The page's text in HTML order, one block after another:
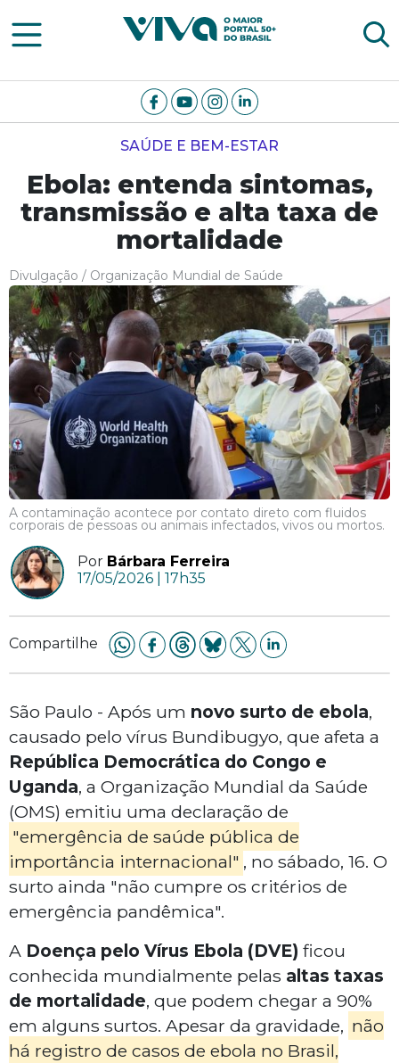
Viva Notícias
SAÚDE E BEM-ESTAR
Ebola: entenda sintomas,
transmissão e alta taxa de
mortalidade
Divulgação / Organização Mundial de Saúde
A contaminação acontece por contato direto com fluidos
corporais de pessoas ou animais infectados, vivos ou mortos.
Por Bárbara Ferreira
17/05/2026 | 17h35
Compartilhe
São Paulo - Após um novo surto de ebola,
causado pelo vírus Bundibugyo, que afeta a
República Democrática do Congo e
Uganda, a Organização Mundial da Saúde
(OMS) emitiu uma declaração de
"emergência de saúde pública de
importância internacional" , no sábado, 16. O
surto ainda "não cumpre os critérios de
emergência pandêmica".
A Doença pelo Vírus Ebola (DVE) ficou
conhecida mundialmente pelas altas taxas
de mortalidade, que podem chegar a 90%
em alguns surtos. Apesar da gravidade, não
há registro de casos de ebola no Brasil,